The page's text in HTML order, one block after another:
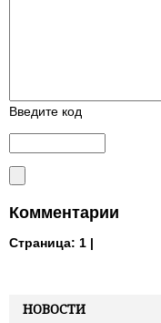
НОВОСТИ
Введите код
Комментарии
Страница: 1 |